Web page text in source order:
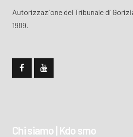
Autorizzazione del Tribunale di
1989.
Chi siamo | Kdo smo